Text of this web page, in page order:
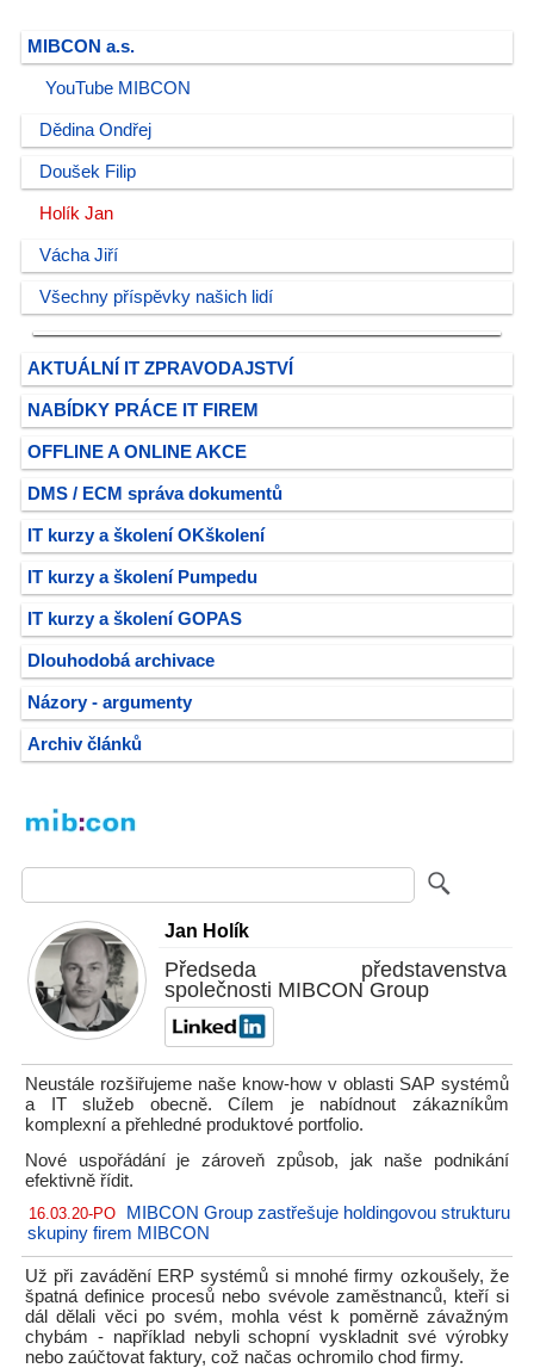
MIBCON a.s.
YouTube MIBCON
Dědina Ondřej
Doušek Filip
Holík Jan
Vácha Jiří
Všechny příspěvky našich lidí
AKTUÁLNÍ IT ZPRAVODAJSTVÍ
NABÍDKY PRÁCE IT FIREM
OFFLINE A ONLINE AKCE
DMS / ECM správa dokumentů
IT kurzy a školení OKškolení
IT kurzy a školení Pumpedu
IT kurzy a školení GOPAS
Dlouhodobá archivace
Názory - argumenty
Archiv článků
Jan Holík
Předseda představenstva
společnosti MIBCON Group
Neustále rozšiřujeme naše know-how v oblasti SAP systémů
a IT služeb obecně. Cílem je nabídnout zákazníkům
komplexní a přehledné produktové portfolio.
Nové uspořádání je zároveň způsob, jak naše podnikání
efektivně řídit.
16.03.20-PO
MIBCON Group zastřešuje holdingovou strukturu
skupiny firem MIBCON
Už při zavádění ERP systémů si mnohé firmy ozkoušely, že
špatná definice procesů nebo svévole zaměstnanců, kteří si
dál dělali věci po svém, mohla vést k poměrně závažným
chybám - například nebyli schopní vyskladnit své výrobky
nebo zaúčtovat faktury, což načas ochromilo chod firmy.